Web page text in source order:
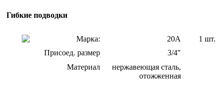
Гибкие подводки
Марка: 20А
1 шт.
Присоед. размер
3/4″
Материал
нержавеющая сталь,
отожженная